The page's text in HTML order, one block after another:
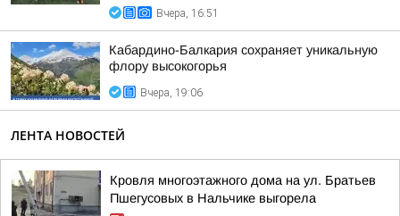
Вчера, 16:51
Кабардино-Балкария сохраняет уникальную
флору высокогорья
Вчера, 19:06
ЛЕНТА НОВОСТЕЙ
Кровля многоэтажного дома на ул. Братьев
Пшегусовых в Нальчике выгорела